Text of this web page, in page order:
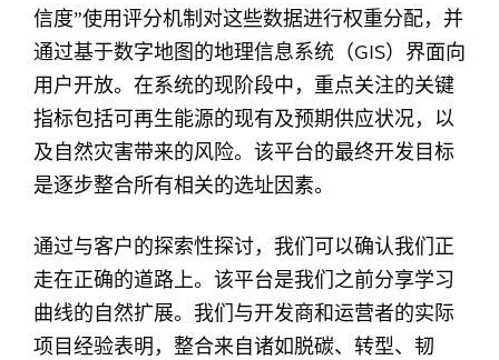
信度”使用评分机制对这些数据进行权重分配，并
通过基于数字地图的地理信息系统（GIS）界面向
用户开放。在系统的现阶段中，重点关注的关键
指标包括可再生能源的现有及预期供应状况，以
及自然灾害带来的风险。该平台的最终开发目标
是逐步整合所有相关的选址因素。
通过与客户的探索性探讨，我们可以确认我们正
走在正确的道路上。该平台是我们之前分享学习
曲线的自然扩展。我们与开发商和运营者的实际
项目经验表明，整合来自诸如脱碳、转型、韧